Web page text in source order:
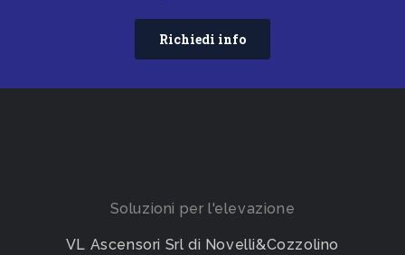
Richiedi info
Soluzioni per l'elevazione
VL Ascensori Srl di Novelli&Cozzolino